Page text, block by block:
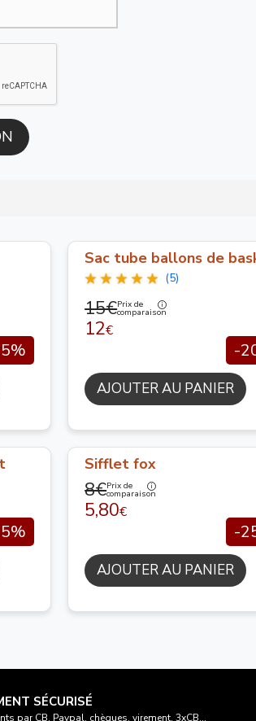
Sac tube ballons de
(5)
15€Prix de
comparaison
12€
-
AJOUTER AU PANIER
Sifflet fox
8€Prix de
comparaison
5,80€
-
AJOUTER AU PANIER
SÉCURISÉ
par CB, Paypal, chèques, virement, 3xCB...